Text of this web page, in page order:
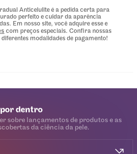
Anticelulite é a pedida certa para
perfeito e cuidar da aparência
Em nosso site, você adquire esse e
com preços especiais. Confira nossas
modalidades de pagamento!
dentro
sobre lançamentos de produtos e as
da ciência da pele.